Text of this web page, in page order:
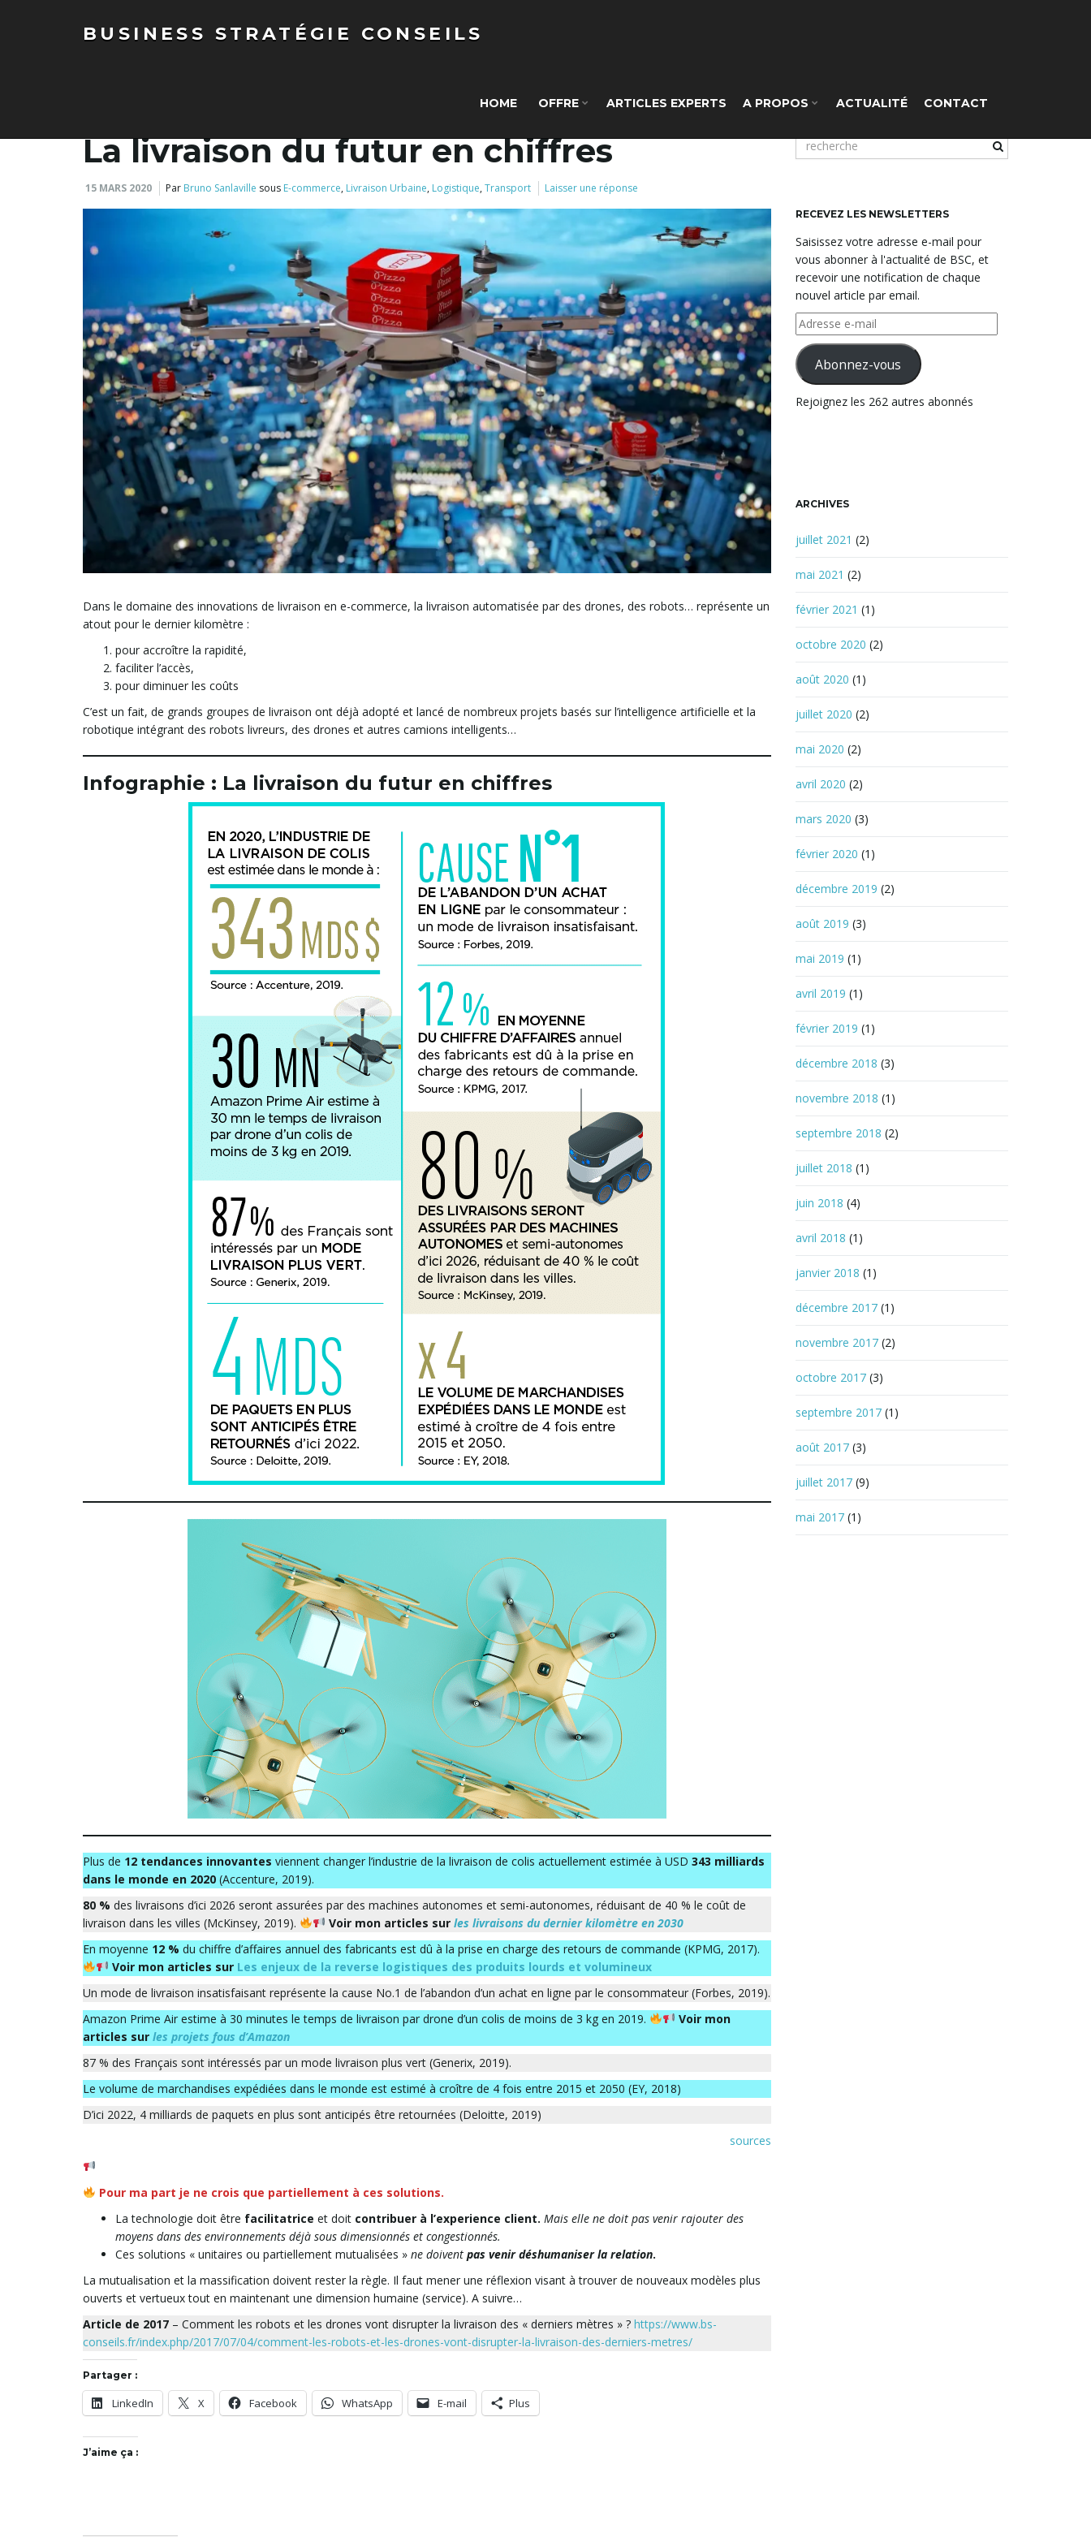
BUSINESS STRATÉGIE CONSEILS
HOME OFFRE ARTICLES EXPERTS A PROPOS ACTUALITÉ CONTACT
La livraison du futur en chiffres
15 MARS 2020 Par Bruno Sanlaville sous E-commerce, Livraison Urbaine, Logistique,Transport Laisser une réponse
Dans le domaine des innovations de livraison en e-commerce, la livraison automatisée par des drones, des robots… représente un
atout pour le dernier kilomètre :
pour accroître la rapidité,
faciliter l’accès,
pour diminuer les coûts
C’est un fait, de grands groupes de livraison ont déjà adopté et lancé de nombreux projets basés sur l’intelligence artificielle et la
robotique intégrant des robots livreurs, des drones et autres camions intelligents…
Infographie : La livraison du futur en chiffres
Plus de 12 tendances innovantes viennent changer l’industrie de la livraison de colis actuellement estimée à USD 343 milliards
dans le monde en 2020 (Accenture, 2019).
80 % des livraisons d’ici 2026 seront assurées par des machines autonomes et semi-autonomes, réduisant de 40 % le coût de
livraison dans les villes (McKinsey, 2019).
Voir mon articles sur les livraisons du dernier kilomètre en 2030
En moyenne 12 % du chiffre d’affaires annuel des fabricants est dû à la prise en charge des retours de commande (KPMG, 2017).
Voir mon articles sur Les enjeux de la reverse logistiques des produits lourds et volumineux
Un mode de livraison insatisfaisant représente la cause No.1 de l’abandon d’un achat en ligne par le consommateur (Forbes, 2019).
Amazon Prime Air estime à 30 minutes le temps de livraison par drone d’un colis de moins de 3 kg en 2019.
Voir mon
articles sur les projets fous d’Amazon
87 % des Français sont intéressés par un mode livraison plus vert (Generix, 2019).
Le volume de marchandises expédiées dans le monde est estimé à croître de 4 fois entre 2015 et 2050 (EY, 2018)
D’ici 2022, 4 milliards de paquets en plus sont anticipés être retournées (Deloitte, 2019)
sources
Pour ma part je ne crois que partiellement à ces solutions.
La technologie doit être facilitatrice et doit contribuer à l’experience client. Mais elle ne doit pas venir rajouter des
moyens dans des environnements déjà sous dimensionnés et congestionnés.
Ces solutions « unitaires ou partiellement mutualisées » ne doivent pas venir déshumaniser la relation.
La mutualisation et la massification doivent rester la règle. Il faut mener une réflexion visant à trouver de nouveaux modèles plus
ouverts et vertueux tout en maintenant une dimension humaine (service). A suivre…
Article de 2017 – Comment les robots et les drones vont disrupter la livraison des « derniers mètres » ? https://www.bs-
conseils.fr/index.php/2017/07/04/comment-les-robots-et-les-drones-vont-disrupter-la-livraison-des-derniers-metres/
Partager :
LinkedIn X Facebook WhatsApp E-mail Plus
J’aime ça :
m
o
l
d
e
r
e
c
h
e
r
h
RECEVEZ LES NEWSLETTERS
Saisissez votre adresse e-mail pour
vous abonner à l'actualité de BSC, et
recevoir une notification de chaque
nouvel article par email.
Adresse
e-
mailAbonnez-vous
Rejoignez les 262 autres abonnés
ARCHIVES
juillet 2021 (2)
mai 2021 (2)
février 2021 (1)
octobre 2020 (2)
août 2020 (1)
juillet 2020 (2)
mai 2020 (2)
avril 2020 (2)
mars 2020 (3)
février 2020 (1)
décembre 2019 (2)
août 2019 (3)
mai 2019 (1)
avril 2019 (1)
février 2019 (1)
décembre 2018 (3)
novembre 2018 (1)
septembre 2018 (2)
juillet 2018 (1)
juin 2018 (4)
avril 2018 (1)
janvier 2018 (1)
décembre 2017(1)
novembre 2017(2)
octobre 2017(3)
septembre 2017(1)
août 2017(3)
juillet 2017(9)
mai 2017(1)